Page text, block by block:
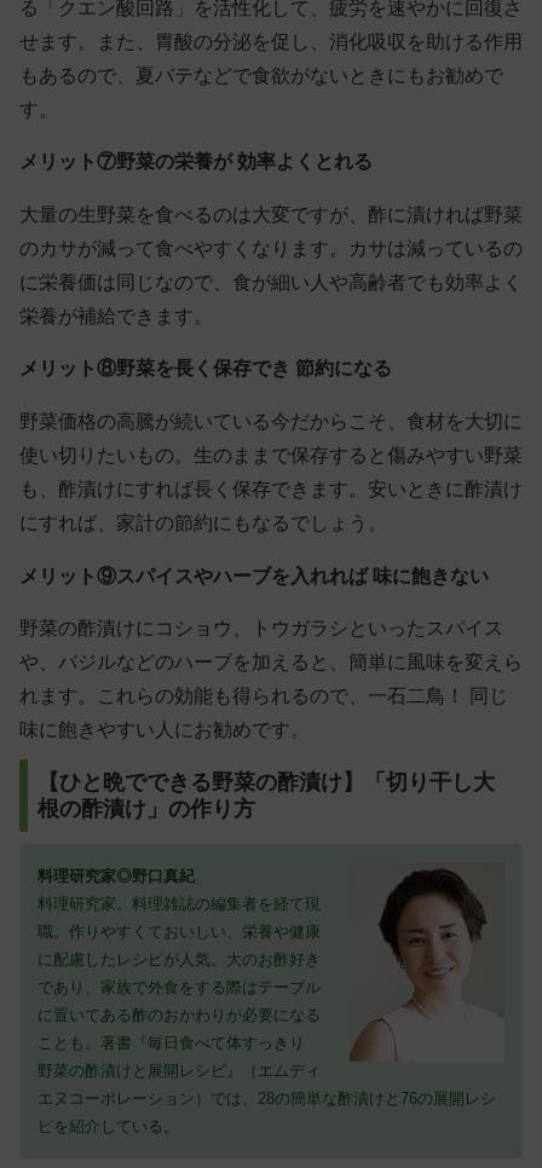
る「クエン酸回路」を活性化して、疲労を速やかに回復さ
せます。また、胃酸の分泌を促し、消化吸収を助ける作用
もあるので、夏バテなどで食欲がないときにもお勧めで
す。
メリット⑦野菜の栄養が 効率よくとれる
大量の生野菜を食べるのは大変ですが、酢に漬ければ野菜
のカサが減って食べやすくなります。カサは減っているの
に栄養価は同じなので、食が細い人や高齢者でも効率よく
栄養が補給できます。
メリット⑧野菜を長く保存でき 節約になる
野菜価格の高騰が続いている今だからこそ、食材を大切に
使い切りたいもの。生のままで保存すると傷みやすい野菜
も、酢漬けにすれば長く保存できます。安いときに酢漬け
にすれば、家計の節約にもなるでしょう。
メリット⑨スパイスやハーブを入れれば 味に飽きない
野菜の酢漬けにコショウ、トウガラシといったスパイス
や、バジルなどのハーブを加えると、簡単に風味を変えら
れます。これらの効能も得られるので、一石二鳥！ 同じ
味に飽きやすい人にお勧めです。
【ひと晩でできる野菜の酢漬け】「切り干し大
根の酢漬け」の作り方
料理研究家◎野口真紀
料理研究家。料理雑誌の編集者を経て現
職。作りやすくておいしい、栄養や健康
に配慮したレシピが人気。大のお酢好き
であり、家族で外食をする際はテーブル
に置いてある酢のおかわりが必要になる
ことも。著書『毎日食べて体すっきり
野菜の酢漬けと展開レシピ』（エムディ
エヌコーポレーション）では、28の簡単な酢漬けと76の展開レシ
ピを紹介している。